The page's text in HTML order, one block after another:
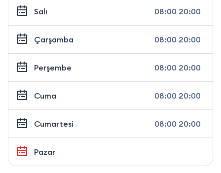
Salı 08:00 20:00
Çarşamba 08:00 20:00
Perşembe 08:00 20:00
Cuma 08:00 20:00
Cumartesi 08:00 20:00
Pazar